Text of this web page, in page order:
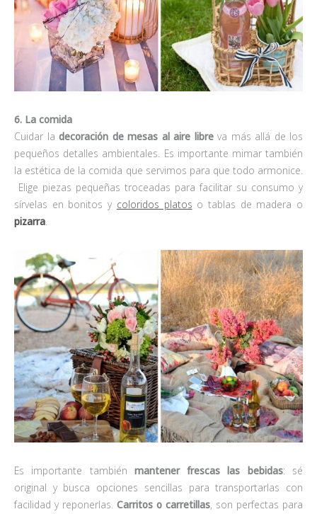
6. La comida
Cuidar la decoración de mesas al aire libreva más allá de los
pequeños detalles ambientales. Es importante mimar también
la estética de la comida que servimos para que todo armonice.
Elige piezas pequeñas troceadas para facilitar su consumo y
sírvelas en bonitos y coloridos platos o tablas de madera o
pizarra.
Es importante también mantener frescas las bebidas: sé
original y busca opciones sencillas para transportarlas con
facilidad y reponerlas. Carritos o carretillas, son perfectas para